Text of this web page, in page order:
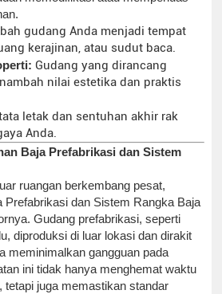
gudang Anda menjadi tempat
kerajinan, atau sudut baca.
Gudang yang dirancang
nilai estetika dan praktis
letak dan sentuhan akhir rak
Anda.
Baja Prefabrikasi dan Sistem
ruangan berkembang pesat,
Prefabrikasi dan Sistem Rangka Baja
Gudang prefabrikasi, seperti
diproduksi di luar lokasi dan dirakit
meminimalkan gangguan pada
ini tidak hanya menghemat waktu
tetapi juga memastikan standar